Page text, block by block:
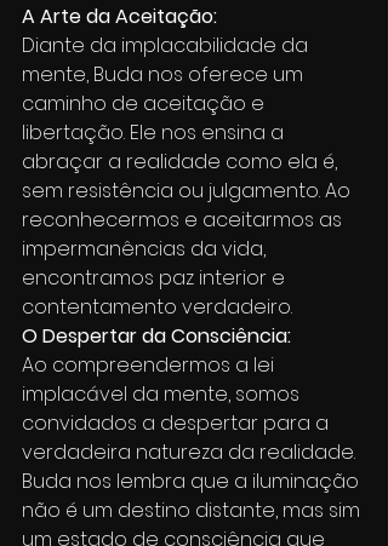
A Arte da Aceitação:
Diante da implacabilidade da
mente, Buda nos oferece um
caminho de aceitação e
libertação. Ele nos ensina a
abraçar a realidade como ela é,
sem resistência ou julgamento. Ao
reconhecermos e aceitarmos as
impermanências da vida,
encontramos paz interior e
contentamento verdadeiro.
O Despertar da Consciência:
Ao compreendermos a lei
implacável da mente, somos
convidados a despertar para a
verdadeira natureza da realidade.
Buda nos lembra que a iluminação
não é um destino distante, mas sim
um estado de consciência que